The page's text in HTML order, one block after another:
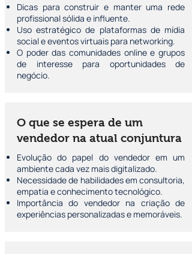
Dicas para construir e manter uma rede
profissional sólida e influente.
Uso estratégico de plataformas de mídia
social e eventos virtuais para networking.
O poder das comunidades online e grupos
de interesse para oportunidades de
negócio.
O que se espera de um
vendedor na atual conjuntura
Evolução do papel do vendedor em um
ambiente cada vez mais digitalizado.
Necessidade de habilidades em consultoria,
empatia e conhecimento tecnológico.
Importância do vendedor na criação de
experiências personalizadas e memoráveis.